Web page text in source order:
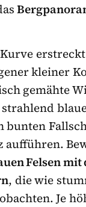
kleiner
gemähte
bunten
aufführen.
Felsen
, die wie
Je